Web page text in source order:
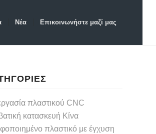
Νέα Επικοινωνήστε μαζί μας
πλαστικού CNC
κατασκευή Κίνα
πλαστικό με έγχυση